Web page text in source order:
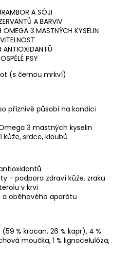
A SÓJI
A BARVIV
OMEGA 3 MASTNÝCH KYSELIN
ANTIOXIDANTŮ
PSY
(s černou mrkví)
příznivě působí na kondici
3 mastných kyselin
srdce, kloubů
- podpora zdraví kůže, zraku
v krvi
oběhového aparátu
% krocan, 26 % kapr), 4 %
moučka, 1 % lignocelulóza,